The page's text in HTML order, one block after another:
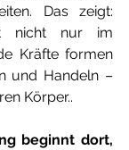
Das zeigt:
nicht nur im
Kräfte formen
und Handeln –
Körper..
beginnt dort,